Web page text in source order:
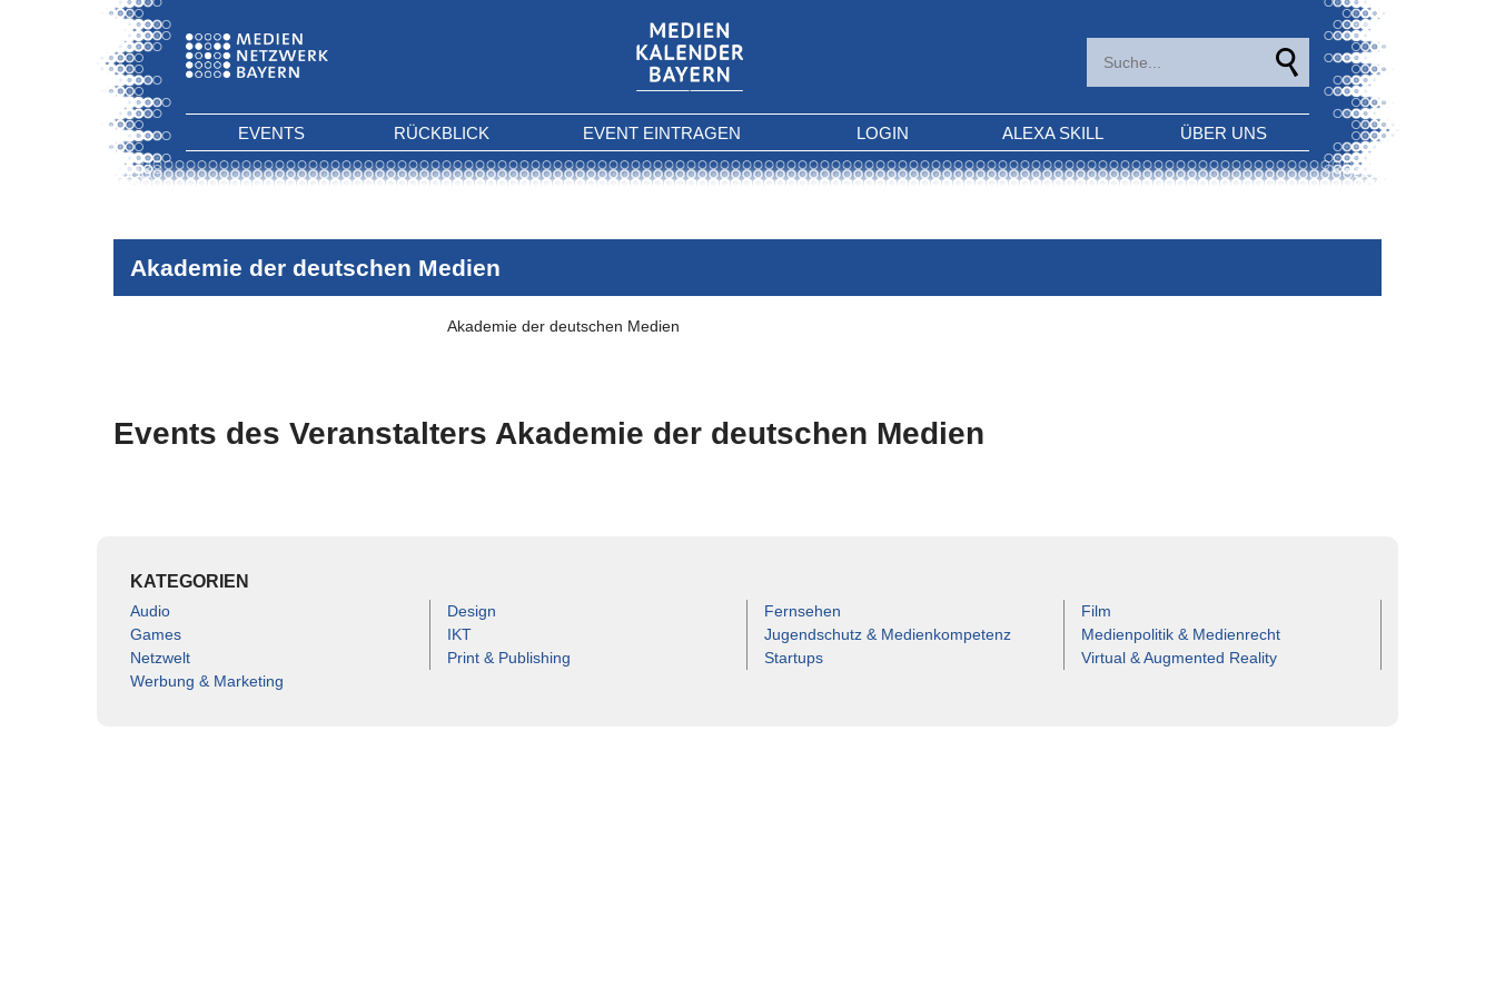
EVENTS RÜCKBLICK EVENT EINTRAGEN LOGIN ALEXA SKILL ÜBER UNS
Akademie der deutschen Medien
Akademie der deutschen Medien
Events des Veranstalters Akademie der deutschen Medien
KATEGORIEN
Audio Design Fernsehen
Film
Games
IKT Jugendschutz & Medienkompetenz
Medienpolitik & Medienrecht
Netzwelt
Print & Publishing Startups
Virtual & Augmented Reality
Werbung & Marketing